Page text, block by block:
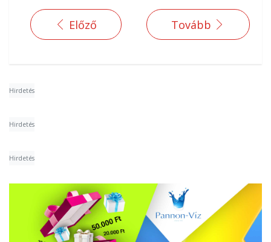
Előző Tovább
Hirdetés
Hirdetés
Hirdetés